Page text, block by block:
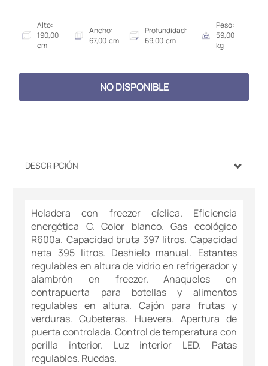
Alto:
190,00
cm
Ancho:
67,00 cm
Profundidad:
69,00 cm
Peso:
59,00
kg
NO DISPONIBLE
DESCRIPCIÓN
Heladera con freezer cíclica. Eficiencia
energética C. Color blanco. Gas ecológico
R600a. Capacidad bruta 397 litros. Capacidad
neta 395 litros. Deshielo manual. Estantes
regulables en altura de vidrio en refrigerador y
alambrón en freezer. Anaqueles en
contrapuerta para botellas y alimentos
regulables en altura. Cajón para frutas y
verduras. Cubeteras. Huevera. Apertura de
puerta controlada. Control de temperatura con
perilla interior. Luz interior LED. Patas
regulables. Ruedas.